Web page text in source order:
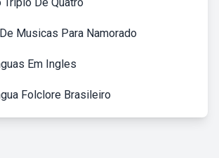
Musicas Para Namorado
Em Ingles
Folclore Brasileiro